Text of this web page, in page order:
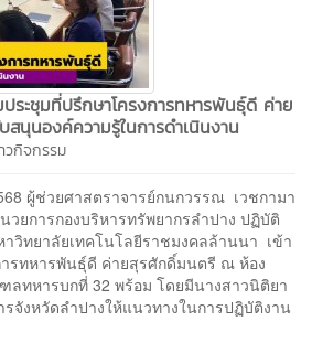
ระชุมที่ปรึกษาโครงการทหารพันธุ์ดี ค่าย
นุนองค์ความรู้ในการดำเนินงาน
วกิจกรรม
ช่วยศาสตราจารย์กนกวรรณ เวชกามา
วยการกองบริหารทรัพยากรลำปาง ปฏิบัติ
วิทยาลัยเทคโนโลยีราชมงคลล้านนา เข้า
รทหารพันธุ์ดี ค่ายสุรศักดิ์มนตรี ณ ห้อง
ทหารบกที่ 32 พร้อม โดยมีนางสาวนิติยา
จังหวัดลำปางให้แนวทางในการปฏิบัติงาน